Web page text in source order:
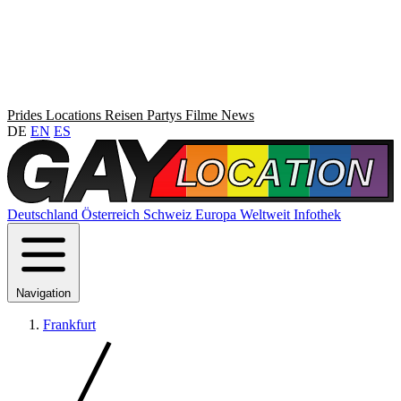
Prides Locations Reisen Partys Filme News
DE EN ES
Deutschland Österreich Schweiz Europa Weltweit Infothek
Navigation
Frankfurt